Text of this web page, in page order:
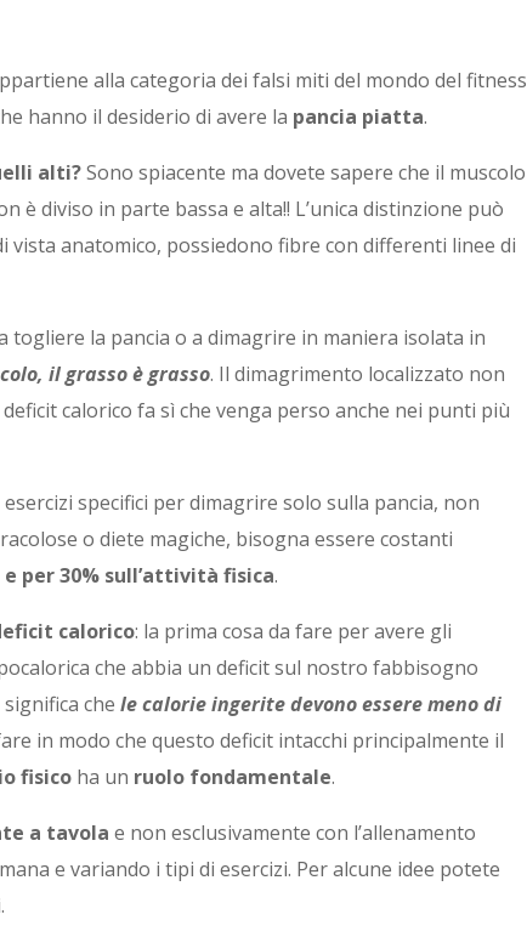
alla categoria dei falsi miti del mondo del fitness
hanno il desiderio di avere la pancia piatta.
alti?Sono spiacente ma dovete sapere che il muscolo
è diviso in parte bassa e alta!! L’unica distinzione può
anatomico, possiedono fibre con differenti linee di
togliere la pancia o a dimagrire in maniera isolata in
il grasso è grasso. Il dimagrimento localizzato non
calorico fa sì che venga perso anche nei punti più
specifici per dimagrire solo sulla pancia, non
o diete magiche, bisogna essere costanti
per 30% sull’attività fisica.
calorico: la prima cosa da fare per avere gli
che abbia un deficit sul nostro fabbisogno
significa chele calorie ingerite devono essere meno di
in modo che questo deficit intacchi principalmente il
fisico ha un ruolo fondamentale.
a tavola e non esclusivamente con l’allenamento
e variando i tipi di esercizi. Per alcune idee potete